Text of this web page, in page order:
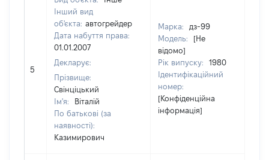
5
Інший вид
об'єкта: автогрейдер
Дата набуття права:
01.01.2007
Декларує:
Прізвище:
Свінціцький
Ім'я:
Віталій
По батькові (за
наявності):
Казимирович
Марка:
дз-99
Модель:
[Не
відомо]
Рік випуску:
1980
Ідентифікаційний
номер:
[Конфіденційна
інформація]